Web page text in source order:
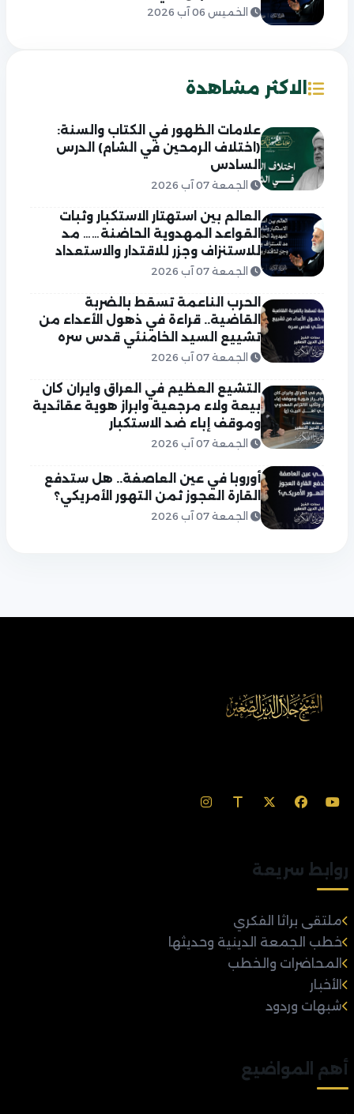
الخميس 06 آب 2026
الاكثر مشاهدة
علامات الظهور في الكتاب والسنة:
(اختلاف الرمحين في الشام) الدرس
السادس
الجمعة 07 آب 2026
العالم بين استهتار الاستكبار وثبات
القواعد المهدوية الحاضنة…… مد
للاستنزاف وجزر للاقتدار والاستعداد
الجمعة 07 آب 2026
الحرب الناعمة تسقط بالضربة
القاضية.. قراءة في ذهول الأعداء من
تشييع السيد الخامنئي قدس سره
الجمعة 07 آب 2026
التشيع العظيم في العراق وايران كان
بيعة ولاء مرجعية وابراز هوية عقائدية
وموقف إباء ضد الاستكبار
الجمعة 07 آب 2026
أوروبا في عين العاصفة.. هل ستدفع
القارة العجوز ثمن التهور الأمريكي؟
الجمعة 07 آب 2026
روابط سريعة
ملتقى براثا الفكري
خطب الجمعة الدينية وحديثها
المحاضرات والخطب
الأخبار
شبهات وردود
أهم المواضيع